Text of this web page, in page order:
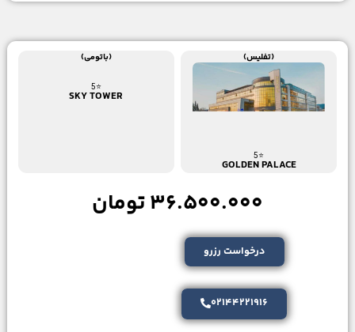
(تفلیس)
⭐5
GOLDEN PALACE
(باتومی)
⭐5
SKY TOWER
36.500.000 تومان
درخواست رزرو
02144221916